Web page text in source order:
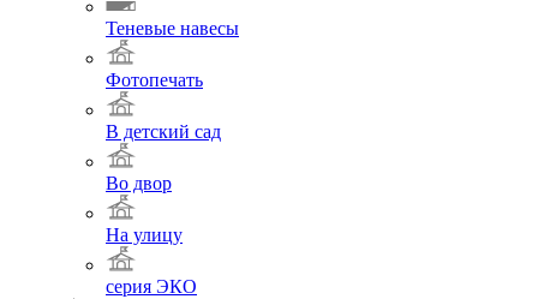
Теневые навесы
Фотопечать
В детский сад
Во двор
На улицу
серия ЭКО